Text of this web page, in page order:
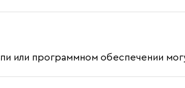
или программном обеспечении